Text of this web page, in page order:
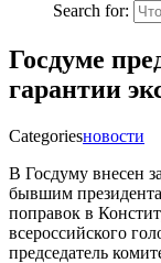
Search for:
Госдуме
гарантии
Categoriesновости
В Госдуму внесен
бывшим
поправок в
всероссийского
председатель